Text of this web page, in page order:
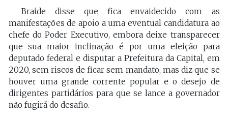
Braide disse que fica envaidecido com as
manifestações de apoio a uma eventual candidatura ao
chefe do Poder Executivo, embora deixe transparecer
que sua maior inclinação é por uma eleição para
deputado federal e disputar a Prefeitura da Capital, em
2020, sem riscos de ficar sem mandato, mas diz que se
houver uma grande corrente popular e o desejo de
dirigentes partidários para que se lance a governador
não fugirá do desafio.